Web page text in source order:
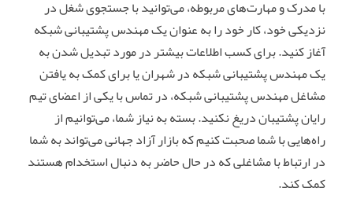
با مدرک و مهارت‌های مربوطه، می‌توانید با جستجوی شغل در
نزدیکی خود، کار خود را به عنوان یک مهندس پشتیبانی شبکه
آغاز کنید. برای کسب اطلاعات بیشتر در مورد تبدیل شدن به
یک مهندس پشتیبانی شبکه در شهران یا برای کمک به یافتن
مشاغل مهندس پشتیبانی شبکه، در تماس با یکی از اعضای تیم
رایان پشتیبان دریغ نکنید. بسته به نیاز شما، می‌توانیم از
راه‌هایی با شما صحبت کنیم که بازار آزاد جهانی می‌تواند به شما
در ارتباط با مشاغلی که در حال حاضر به دنبال استخدام هستند
کمک کند.